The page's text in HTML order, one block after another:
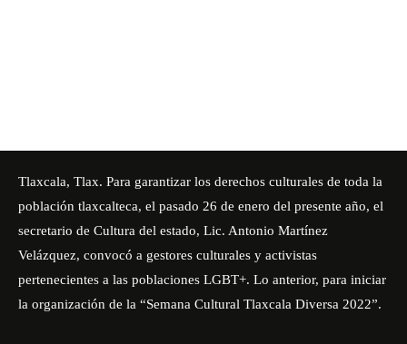
Tlaxcala, Tlax. Para garantizar los derechos culturales de toda la
población tlaxcalteca, el pasado 26 de enero del presente año, el
secretario de Cultura del estado, Lic. Antonio Martínez
Velázquez, convocó a gestores culturales y activistas
pertenecientes a las poblaciones LGBT+. Lo anterior, para iniciar
la organización de la “Semana Cultural Tlaxcala Diversa 2022”.